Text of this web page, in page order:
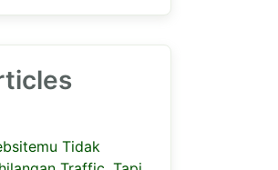
Tidak